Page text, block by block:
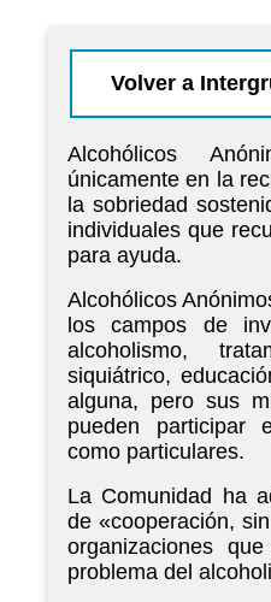
Volver a
Alcohólicos
únicamente en la
la sobriedad
individuales que
para ayuda.
Alcohólicos
los campos de
alcoholismo,
siquiátrico,
alguna, pero sus
pueden participar
como particulares.
La Comunidad ha
de «cooperación,
organizaciones
problema del